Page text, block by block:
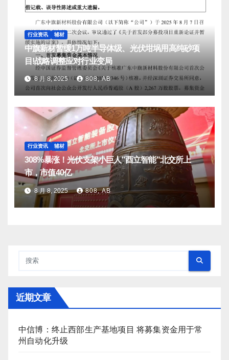
行业资讯 辅材
中旗新材暂缓1万吨半导体级、光伏坩埚用高纯砂项
目!战略调整应对行业变局
8 月 8, 2025 808, AB
行业资讯 辅材
308%暴涨！光伏支架小巨人"酉立智能"北交所上
市，市值40亿
8 月 8, 2025 808, AB
近期文章
中信博：终止西部生产基地项目 将募集资金用于常
州自动化升级